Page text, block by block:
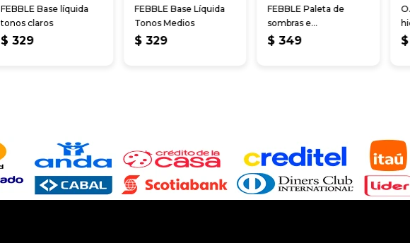
FEBBLE Base líquida
tonos claros
$ 329
FEBBLE Base Líquida
Tonos Medios
$ 329
FEBBLE Paleta de
sombras e
iluminaciones
$ 349 $